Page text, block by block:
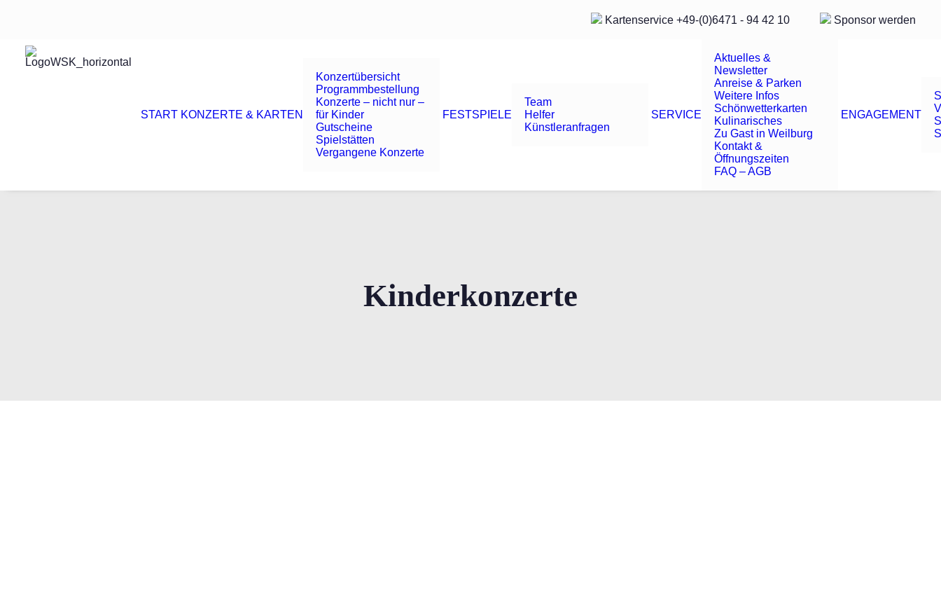
Kartenservice +49-(0)6471 - 94 42 10 Sponsor werden
START KONZERTE & KARTEN
Konzertübersicht
Programmbestellung
Konzerte – nicht nur –
für Kinder
Gutscheine
Spielstätten
Vergangene Konzerte
FESTSPIELE
Team
Helfer
Künstleranfragen
SERVICE
Aktuelles &
Newsletter
Anreise & Parken
Weitere Infos
Schönwetterkarten
Kulinarisches
Zu Gast in Weilburg
Kontakt &
Öffnungszeiten
FAQ – AGB
ENGAGEMENT
Kinderkonzerte